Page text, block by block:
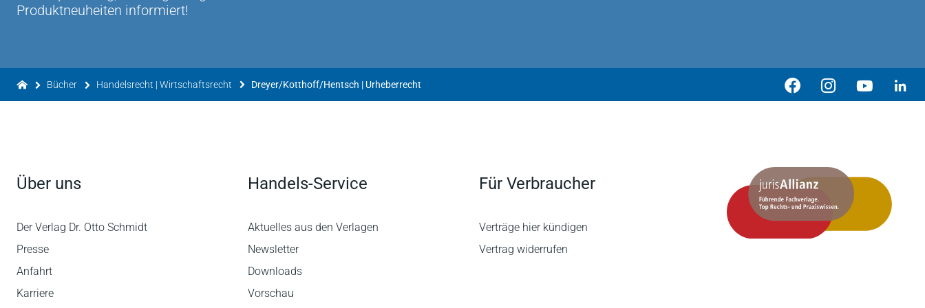
Insgesamt kann man für die 3. Auflage nur wiederholen, was bereits für die Vorauflagen befunden wurde:
stark gewachsenen Familie der Urheberrechtskommentare in keiner urheberrechtlichen Bibliothek fehlen.
Rechtsanwältin Dr. Anke Nordemann-Schiffel, Berlin, in: GRUR 1/2014
Produktneuheiten informiert!
Bücher Handelsrecht | Wirtschaftsrecht Dreyer/Kotthoff/Hentsch | Urheberrecht
Über uns
Der Verlag Dr. Otto Schmidt
Presse
Anfahrt
Karriere
Handels-Service
Aktuelles aus den Verlagen
Newsletter
Downloads
Vorschau
Für Verbraucher
Verträge hier kündigen
Vertrag widerrufen